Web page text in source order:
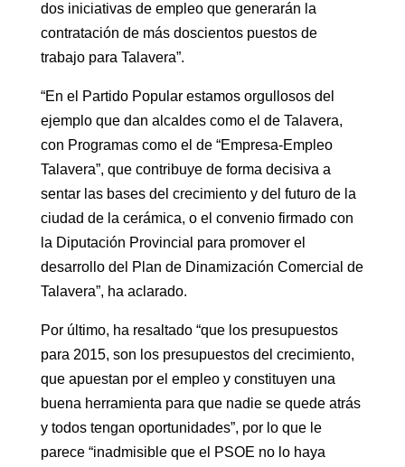
dos iniciativas de empleo que generarán la
contratación de más doscientos puestos de
trabajo para Talavera”.
“En el Partido Popular estamos orgullosos del
ejemplo que dan alcaldes como el de Talavera,
con Programas como el de “Empresa-Empleo
Talavera”, que contribuye de forma decisiva a
sentar las bases del crecimiento y del futuro de la
ciudad de la cerámica, o el convenio firmado con
la Diputación Provincial para promover el
desarrollo del Plan de Dinamización Comercial de
Talavera”, ha aclarado.
Por último, ha resaltado “que los presupuestos
para 2015, son los presupuestos del crecimiento,
que apuestan por el empleo y constituyen una
buena herramienta para que nadie se quede atrás
y todos tengan oportunidades”, por lo que le
parece “inadmisible que el PSOE no lo haya